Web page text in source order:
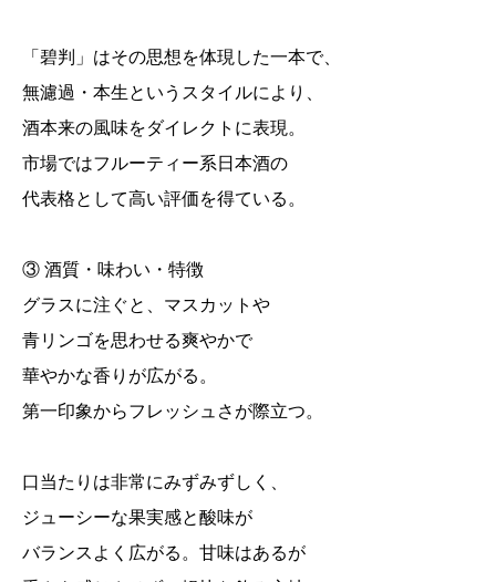
「碧判」はその思想を体現した一本で、
無濾過・本生というスタイルにより、
酒本来の風味をダイレクトに表現。
市場ではフルーティー系日本酒の
代表格として高い評価を得ている。
③ 酒質・味わい・特徴
グラスに注ぐと、マスカットや
青リンゴを思わせる爽やかで
華やかな香りが広がる。
第一印象からフレッシュさが際立つ。
口当たりは非常にみずみずしく、
ジューシーな果実感と酸味が
バランスよく広がる。甘味はあるが